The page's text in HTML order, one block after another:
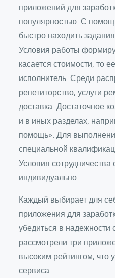
приложений для
популярностью. С
быстро находить
Условия работы
касается стоимости, то
исполнитель. Среди
репетиторство, услуги
доставка. Достаточное
и в иных разделах,
помощь». Для
специальной
Условия сотрудничества
индивидуально.
Каждый выбирает для
приложения для
убедиться в
рассмотрели три
высоким рейтингом, что
сервиса.